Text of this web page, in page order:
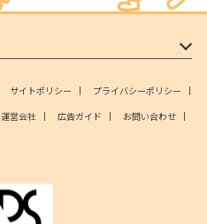
サイトポリシー
プライバシーポリシー
運営会社 広告ガイド
お問い合わせ